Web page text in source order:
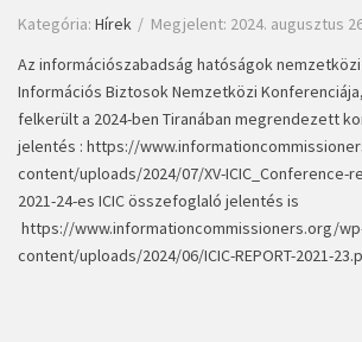
Kategória: Hírek
Megjelent: 2024. augusztus
Az információszabadság hatóságok
Információs Biztosok Nemzetközi
felkerült a 2024-ben Tiranában megrendezett
jelentés : https://
content/uploads/2024/07/XV-ICIC_Conference-
2021-24-es ICIC összefoglaló jelentés is
https://www.informationcommissioners.org/
content/uploads/2024/06/ICIC-REPORT-2021-